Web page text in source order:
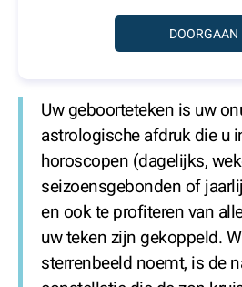
Uw geboorteteken is uw
astrologische afdruk die u
horoscopen (dagelijks,
seizoensgebonden of
en ook te profiteren van
uw teken zijn gekoppeld.
sterrenbeeld noemt, is de